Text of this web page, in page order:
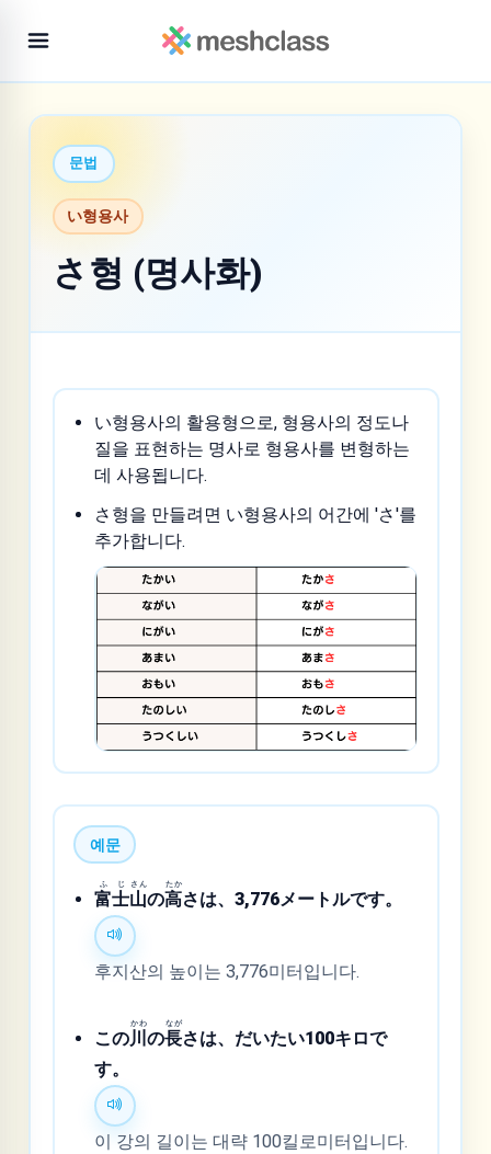
문법
い형용사
さ형 (명사화)
い형용사의 활용형으로, 형용사의 정도나
질을 표현하는 명사로 형용사를 변형하는
데 사용됩니다.
さ형을 만들려면 い형용사의 어간에 'さ'를
추가합니다.
예문
富
ふ
士
じ
山
さん
の高
たか
さは、3,776メートルです。
후지산의 높이는 3,776미터입니다.
この川
かわ
の長
なが
さは、だいたい100キロで
す。
이 강의 길이는 대략 100킬로미터입니다.